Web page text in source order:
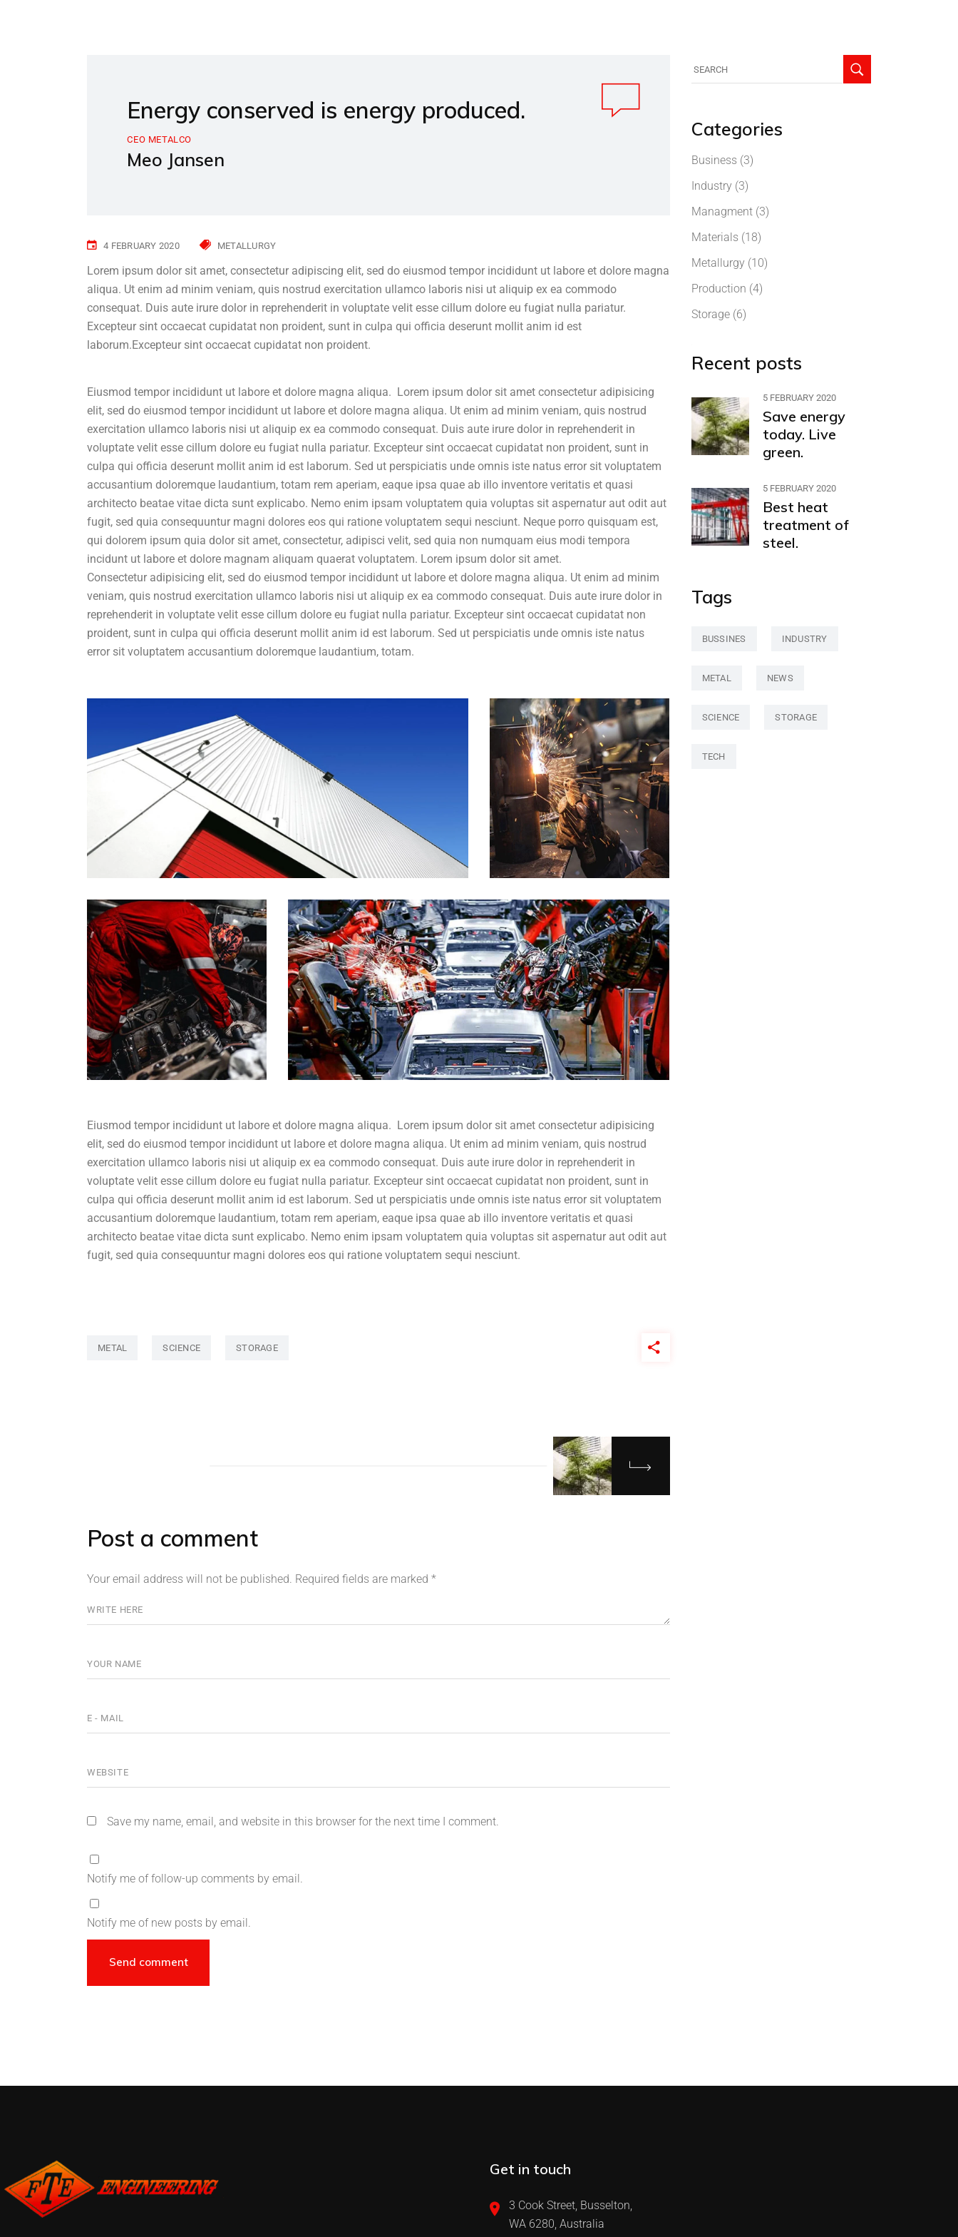
Energy conserved is energy produced.
CEO METALCO
Meo Jansen
4 FEBRUARY 2020 METALLURGY
Lorem ipsum dolor sit amet, consectetur adipiscing elit, sed do eiusmod tempor incididunt ut labore et dolore magna
aliqua. Ut enim ad minim veniam, quis nostrud exercitation ullamco laboris nisi ut aliquip ex ea commodo
consequat. Duis aute irure dolor in reprehenderit in voluptate velit esse cillum dolore eu fugiat nulla pariatur.
Excepteur sint occaecat cupidatat non proident, sunt in culpa qui officia deserunt mollit anim id est
laborum.Excepteur sint occaecat cupidatat non proident.
Eiusmod tempor incididunt ut labore et dolore magna aliqua. Lorem ipsum dolor sit amet consectetur adipisicing
elit, sed do eiusmod tempor incididunt ut labore et dolore magna aliqua. Ut enim ad minim veniam, quis nostrud
exercitation ullamco laboris nisi ut aliquip ex ea commodo consequat. Duis aute irure dolor in reprehenderit in
voluptate velit esse cillum dolore eu fugiat nulla pariatur. Excepteur sint occaecat cupidatat non proident, sunt in
culpa qui officia deserunt mollit anim id est laborum. Sed ut perspiciatis unde omnis iste natus error sit voluptatem
accusantium doloremque laudantium, totam rem aperiam, eaque ipsa quae ab illo inventore veritatis et quasi
architecto beatae vitae dicta sunt explicabo. Nemo enim ipsam voluptatem quia voluptas sit aspernatur aut odit aut
fugit, sed quia consequuntur magni dolores eos qui ratione voluptatem sequi nesciunt. Neque porro quisquam est,
qui dolorem ipsum quia dolor sit amet, consectetur, adipisci velit, sed quia non numquam eius modi tempora
incidunt ut labore et dolore magnam aliquam quaerat voluptatem. Lorem ipsum dolor sit amet.
Consectetur adipisicing elit, sed do eiusmod tempor incididunt ut labore et dolore magna aliqua. Ut enim ad minim
veniam, quis nostrud exercitation ullamco laboris nisi ut aliquip ex ea commodo consequat. Duis aute irure dolor in
reprehenderit in voluptate velit esse cillum dolore eu fugiat nulla pariatur. Excepteur sint occaecat cupidatat non
proident, sunt in culpa qui officia deserunt mollit anim id est laborum. Sed ut perspiciatis unde omnis iste natus
error sit voluptatem accusantium doloremque laudantium, totam.
Eiusmod tempor incididunt ut labore et dolore magna aliqua. Lorem ipsum dolor sit amet consectetur adipisicing
elit, sed do eiusmod tempor incididunt ut labore et dolore magna aliqua. Ut enim ad minim veniam, quis nostrud
exercitation ullamco laboris nisi ut aliquip ex ea commodo consequat. Duis aute irure dolor in reprehenderit in
voluptate velit esse cillum dolore eu fugiat nulla pariatur. Excepteur sint occaecat cupidatat non proident, sunt in
culpa qui officia deserunt mollit anim id est laborum. Sed ut perspiciatis unde omnis iste natus error sit voluptatem
accusantium doloremque laudantium, totam rem aperiam, eaque ipsa quae ab illo inventore veritatis et quasi
architecto beatae vitae dicta sunt explicabo. Nemo enim ipsam voluptatem quia voluptas sit aspernatur aut odit aut
fugit, sed quia consequuntur magni dolores eos qui ratione voluptatem sequi nesciunt.
METAL SCIENCE STORAGE
Post a comment
Your email address will not be published. Required fields are marked *
Save my name, email, and website in this browser for the next time I comment.
Notify me of follow-up comments by email.
Notify me of new posts by email.
Categories
Business(3)
Industry(3)
Managment(3)
Materials(18)
Metallurgy(10)
Production (4)
Storage(6)
Recent posts
5 FEBRUARY 2020
Save energy
today. Live
green.
5 FEBRUARY 2020
Best heat
treatment of
steel.
Tags
BUSSINES INDUSTRY
METAL NEWS
SCIENCE STORAGE
TECH
Get in touch
3 Cook Street, Busselton,
WA 6280, Australia